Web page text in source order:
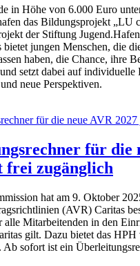
in Höhe von 6.000 Euro
das Bildungsprojekt „LU
der Stiftung
bietet jungen Menschen, die
haben, die Chance, ihre
setzt dabei auf individuelle
neue Perspektiven.
für die
frei zugänglich
hat am 9. Oktober
(AVR) Caritas
alle Mitarbeitenden in den
gilt. Dazu bietet das HPH
Ab sofort ist ein